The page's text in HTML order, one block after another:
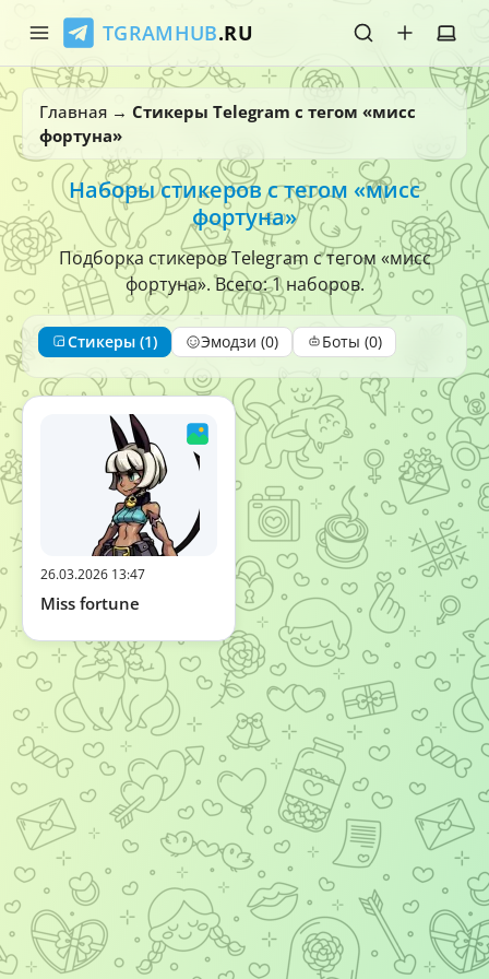
TGRAMHUB.RU
Главная
Стикеры
Эмодзи
Боты
О нас
Главная → Стикеры Telegram с тегом «мисс
фортуна»
Наборы стикеров с тегом «мисс
фортуна»
Подборка стикеров Telegram с тегом «мисс
фортуна». Всего: 1 наборов.
Стикеры (1) Эмодзи (0) Боты (0)
26.03.2026 13:47
Miss fortune